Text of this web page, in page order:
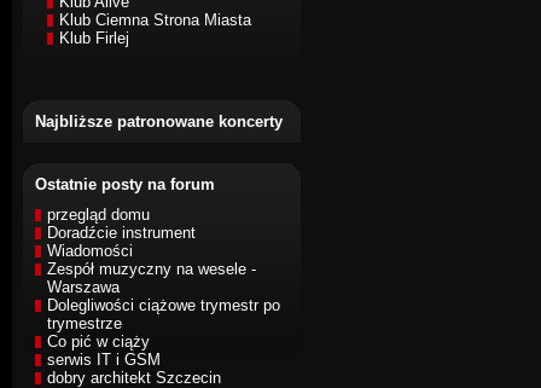
Klub Ciemna Strona Miasta
Klub Firlej
Najbliższe patronowane koncerty
Ostatnie posty na forum
przegląd domu
Doradźcie instrument
Wiadomości
Zespół muzyczny na wesele -
Warszawa
Dolegliwości ciążowe trymestr po
trymestrze
Co pić w ciąży
serwis IT i GSM
dobry architekt Szczecin